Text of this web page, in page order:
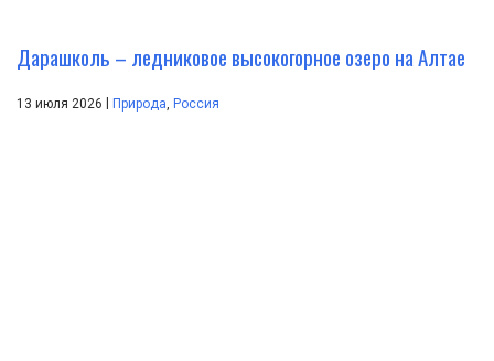
Дарашколь – ледниковое высокогорное озеро на Алтае
13 июля 2026 Природа, Россия